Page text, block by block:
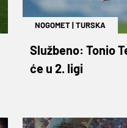
NOGOMET|TURSKA
Službeno: Tonio
će u 2. ligi